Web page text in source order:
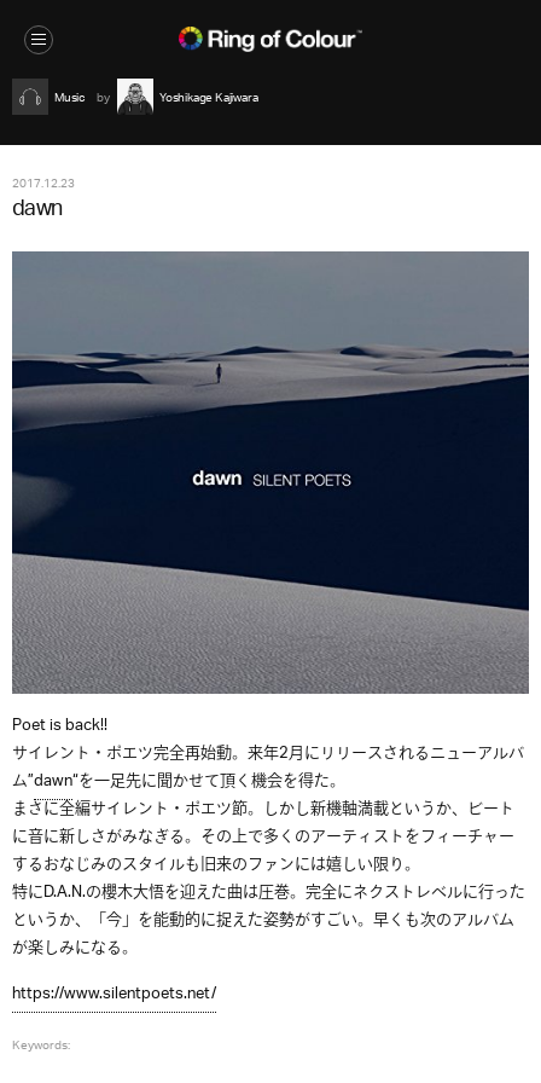
Music Yoshikage Kajiwara
2017.12.23
dawn
Poet is back!!
サイレント・ポエツ完全再始動。来年2月にリリースされるニューアルバ
ム”dawn“を一足先に聞かせて頂く機会を得た。
まさに全編サイレント・ポエツ節。しかし新機軸満載というか、ビート
に音に新しさがみなぎる。その上で多くのアーティストをフィーチャー
するおなじみのスタイルも旧来のファンには嬉しい限り。
特にD.A.N.の櫻木大悟を迎えた曲は圧巻。完全にネクストレベルに行った
というか、「今」を能動的に捉えた姿勢がすごい。早くも次のアルバム
が楽しみになる。
https://www.silentpoets.net/
Keywords: